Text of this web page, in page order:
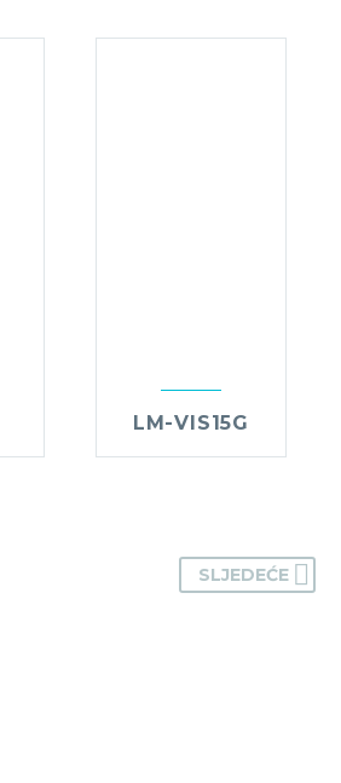
LM-VIS15G
SLJEDEĆE